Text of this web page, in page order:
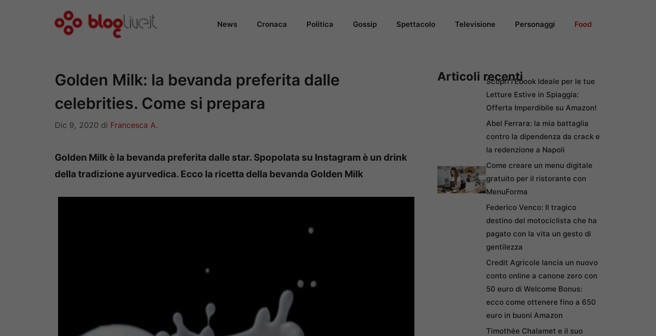
News Cronaca Politica Gossip Spettacolo Televisione Personaggi Food
Golden Milk: la bevanda preferita dalle
celebrities. Come si prepara
Dic 9, 2020 di Francesca A.
Golden Milk è la bevanda preferita dalle star. Spopolata su Instagram è un drink
della tradizione ayurvedica. Ecco la ricetta della bevanda Golden Milk
Articoli recentiScopri l’Ebook Ideale per le tue
Letture Estive in Spiaggia:
Offerta Imperdibile su Amazon!
Abel Ferrara: la mia battaglia
contro la dipendenza da crack e
la redenzione a Napoli
Come creare un menu digitale
gratuito per il ristorante con
MenuForma
Federico Venco: Il tragico
destino del motociclista che ha
pagato con la vita un gesto di
gentilezza
Credit Agricole lancia un nuovo
conto online a canone zero con
50 euro di Welcome Bonus:
ecco come ottenere fino a 650
euro in buoni Amazon
Timothée Chalamet e il suo